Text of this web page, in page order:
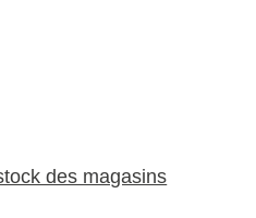
des magasins